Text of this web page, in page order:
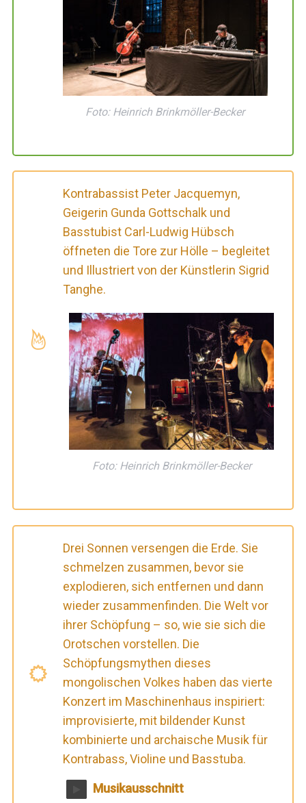
Foto: Heinrich Brinkmöller-Becker
Kontrabassist Peter Jacquemyn,
Geigerin Gunda Gottschalk und
Basstubist Carl-Ludwig Hübsch
öffneten die Tore zur Hölle – begleitet
und Illustriert von der Künstlerin Sigrid
Tanghe.
Foto: Heinrich Brinkmöller-Becker
Drei Sonnen versengen die Erde. Sie
schmelzen zusammen, bevor sie
explodieren, sich entfernen und dann
wieder zusammenfinden. Die Welt vor
ihrer Schöpfung – so, wie sie sich die
Orotschen vorstellen. Die
Schöpfungsmythen dieses
mongolischen Volkes haben das vierte
Konzert im Maschinenhaus inspiriert:
improvisierte, mit bildender Kunst
kombinierte und archaische Musik für
Kontrabass, Violine und Basstuba.
Musikausschnitt